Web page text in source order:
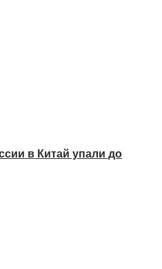
в Китай упали до